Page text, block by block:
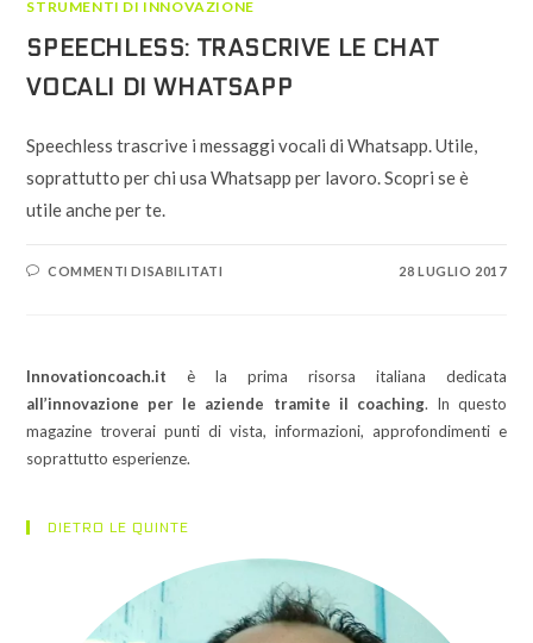
STRUMENTI DI INNOVAZIONE
SPEECHLESS: TRASCRIVE LE CHAT
VOCALI DI WHATSAPP
Speechless trascrive i messaggi vocali di Whatsapp. Utile,
soprattutto per chi usa Whatsapp per lavoro. Scopri se è
utile anche per te.
COMMENTI DISABILITATI
WHATSAPP
28 LUGLIO 2017
Innovationcoach.it è la prima risorsa italiana dedicata
all’innovazione per le aziende tramite il coaching. In questo
magazine troverai punti di vista, informazioni, approfondimenti e
soprattutto esperienze.
DIETRO LE QUINTE